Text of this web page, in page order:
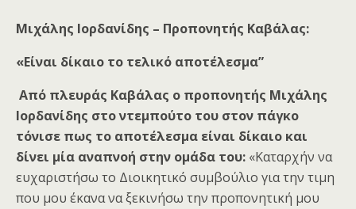
Μιχάλης Ιορδανίδης – Προπονητής Καβάλας:
«Είναι δίκαιο το τελικό αποτέλεσμα”
Από πλευράς Καβάλας ο προπονητής Μιχάλης
Ιορδανίδης στο ντεμπούτο του στον πάγκο
τόνισε πως το αποτέλεσμα είναι δίκαιο και
δίνει μία αναπνοή στην ομάδα του: «Καταρχήν να
ευχαριστήσω το Διοικητικό συμβούλιο για την τιμη
που μου έκανα να ξεκινήσω την προπονητική μου